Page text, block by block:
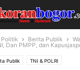
Politik Berita Publik
Dan PMPP, dan
Publik TNI & POLRI